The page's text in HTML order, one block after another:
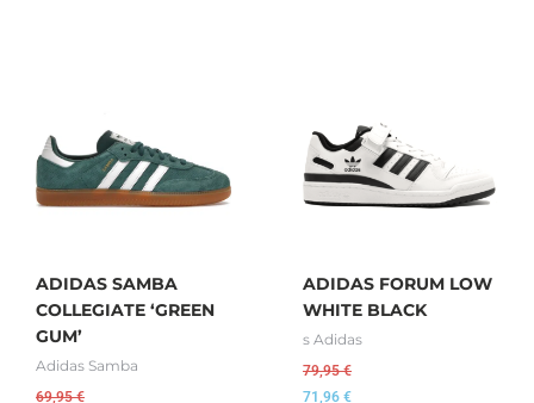
ADIDAS SAMBA
COLLEGIATE ‘GREEN
GUM’
Adidas Samba
69,95€
ADIDAS FORUM LOW
WHITE BLACK
s Adidas
79,95€
71,96 €